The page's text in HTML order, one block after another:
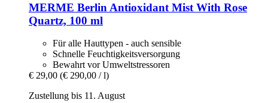
MERME Berlin Antioxidant Mist With Rose
Quartz, 100 ml
Für alle Hauttypen - auch sensible
Schnelle Feuchtigkeitsversorgung
Bewahrt vor Umweltstressoren
€ 29,00 (€ 290,00 / l)
Zustellung bis 11. August